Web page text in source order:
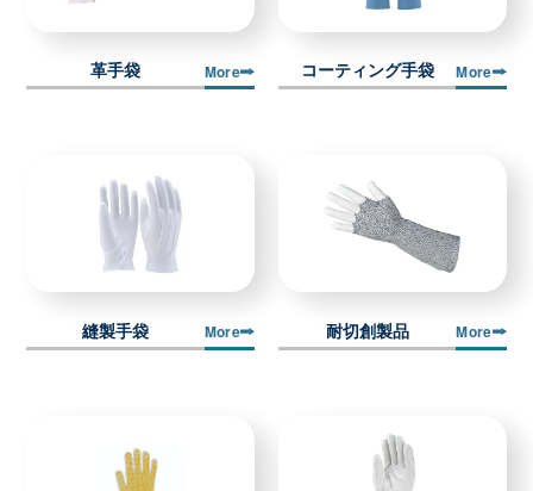
革手袋 More コーティング手袋 More
縫製手袋 More 耐切創製品 More